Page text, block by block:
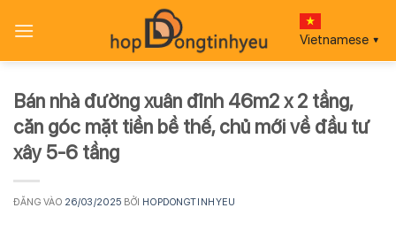
qua
Vietnamese ▼
Bán nhà đường xuân đỉnh 46m2 x 2 tầng,
căn góc mặt tiền bề thế, chủ mới về đầu tư
xây 5-6 tầng
ĐĂNG VÀO 26/03/2025 BỞI HOPDONGTINHYEU